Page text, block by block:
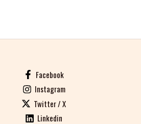
Facebook
Instagram
Twitter / X
Linkedin